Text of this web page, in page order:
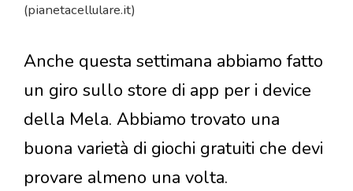
(pianetacellulare.it)
Anche questa settimana abbiamo fatto
un giro sullo store di app per i device
della Mela. Abbiamo trovato una
buona varietà di giochi gratuiti che devi
provare almeno una volta.